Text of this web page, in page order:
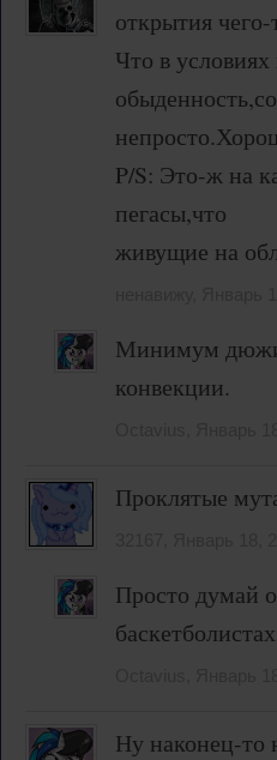
открытия
Что в
P/S: Это-ж на
пегасы,что
живущие на
Минимум
конвекции.
Проклятые
Просто думай
Ну наконец-то